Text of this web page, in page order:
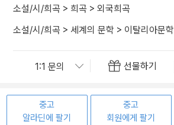
소설/시/희곡 > 희곡 > 외국희곡
소설/시/희곡 > 세계의 문학 > 이탈리아문학
선물하기
중고
알라딘에 팔기
중고
회원에게 팔기